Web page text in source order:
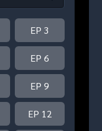
EP 3
EP 6
EP 9
EP 12